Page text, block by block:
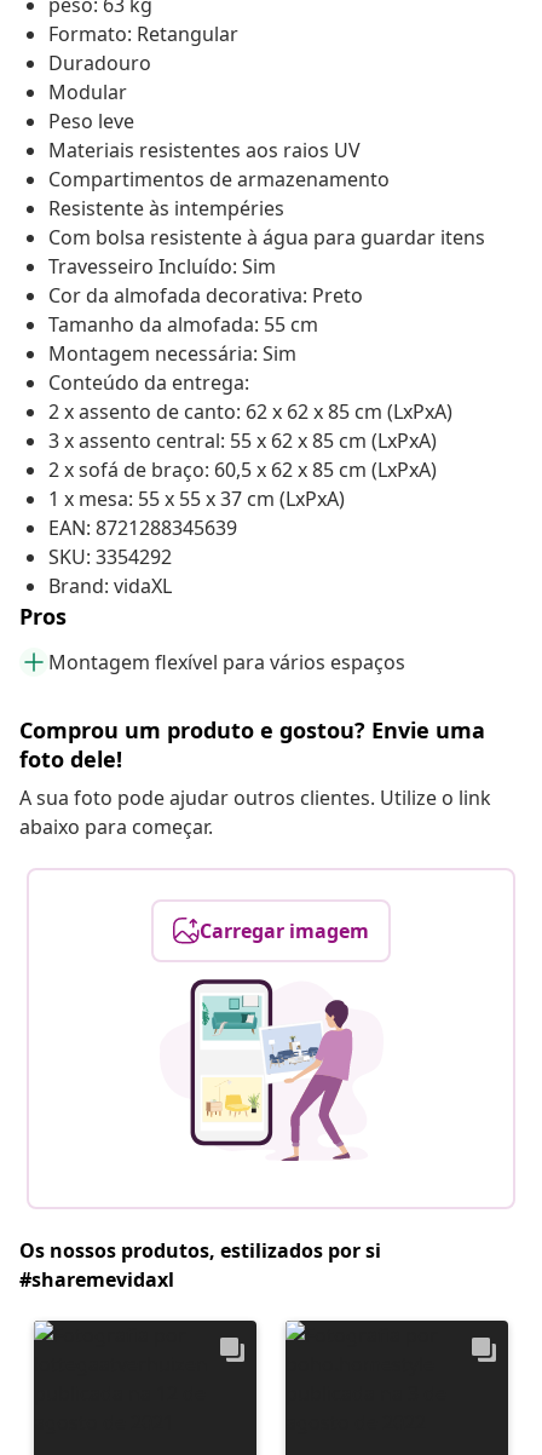
Formato: Retangular
Duradouro
Modular
Peso leve
Materiais resistentes aos raios UV
Compartimentos de armazenamento
Resistente às intempéries
Com bolsa resistente à água para guardar itens
Travesseiro Incluído: Sim
Cor da almofada decorativa: Preto
Tamanho da almofada: 55 cm
Montagem necessária: Sim
Conteúdo da entrega:
2 x assento de canto: 62 x 62 x 85 cm (LxPxA)
3 x assento central: 55 x 62 x 85 cm (LxPxA)
2 x sofá de braço: 60,5 x 62 x 85 cm (LxPxA)
1 x mesa: 55 x 55 x 37 cm (LxPxA)
EAN: 8721288345639
SKU: 3354292
Brand: vidaXL
Pros
Montagem flexível para vários espaços
Comprou um produto e gostou? Envie uma
foto dele!
A sua foto pode ajudar outros clientes. Utilize o link
abaixo para começar.
Carregar imagem
Os nossos produtos, estilizados por si
#sharemevidaxl